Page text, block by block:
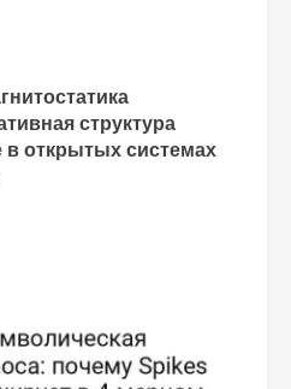
структура
в открытых системах